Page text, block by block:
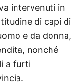
intervenuti in
di capi di
e da donna,
nonché
a furti